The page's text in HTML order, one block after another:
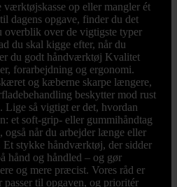
værktøjskasse op eller mangler ét
dagens opgave, finder du det
overblik over de vigtigste typer
du skal kigge efter, når du
du godt håndværktøj Kvalitet
forarbejdning og ergonomi.
og kæberne skarpe længere,
beskytter mod rust
Lige så vigtigt er det, hvordan
et soft-grip- eller gummihåndtag
også når du arbejder længe eller
Et stykke håndværktøj, der sidder
hånd og håndled – og gør
og mere præcist. Vores råd er
til opgaven, og prioritér